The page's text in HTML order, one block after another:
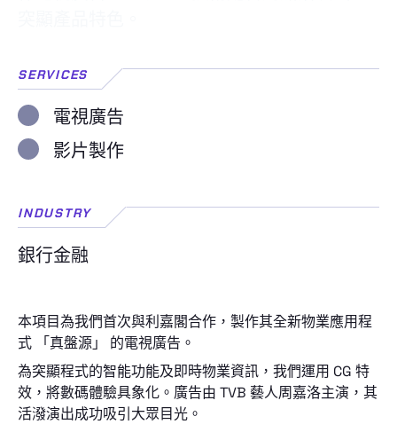
SERVICES
電視廣告
影片製作
INDUSTRY
銀行金融
本項目為我們首次與利嘉閣合作，製作其全新物業應用程
式 「真盤源」 的電視廣告。
為突顯程式的智能功能及即時物業資訊，我們運用 CG 特
效，將數碼體驗具象化。廣告由 TVB 藝人周嘉洛主演，其
活潑演出成功吸引大眾目光。